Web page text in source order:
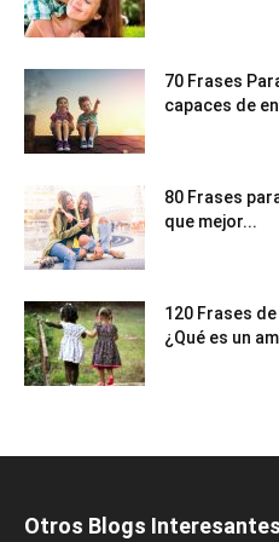
70 Frases
capaces de
80 Frases
que mejor...
120 Frases
¿Qué es un
Otros Blogs Interesantes